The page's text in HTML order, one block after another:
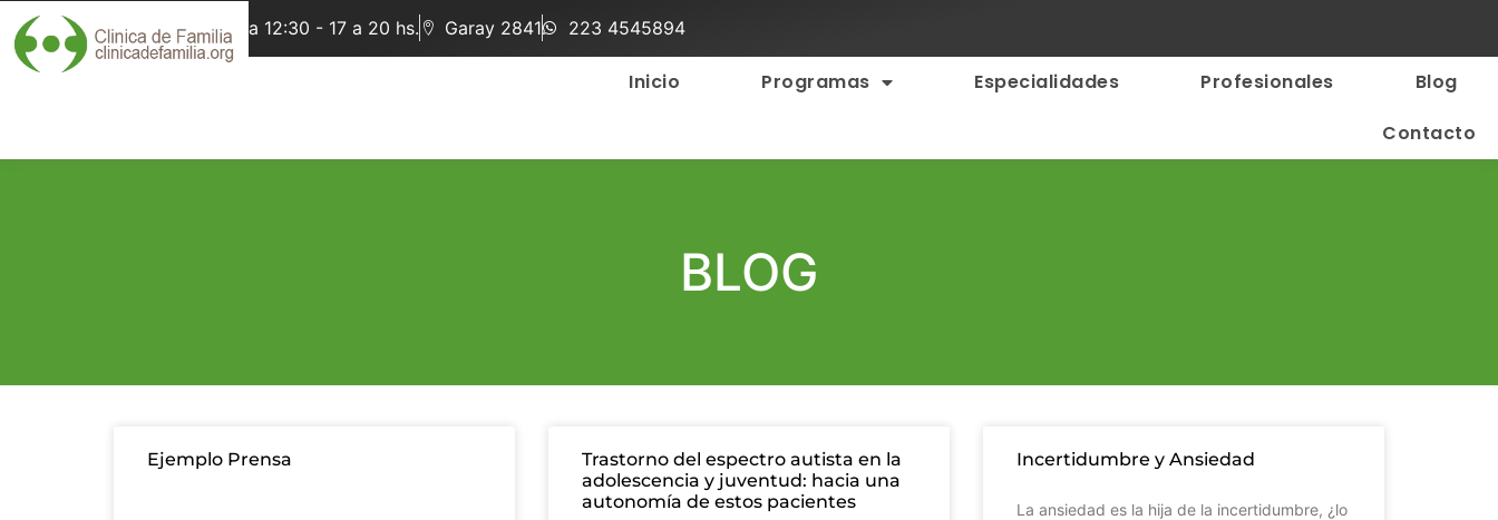
Lunes a Viernes de 9:30 a 12:30 - 17 a 20 hs. Garay 2841 223 4545894
Inicio Programas Especialidades Profesionales
Blog
Contacto
BLOG
Ejemplo Prensa
Trastorno del espectro autista en la
adolescencia y juventud: hacia una
autonomía de estos pacientes
Incertidumbre y Ansiedad
La ansiedad es la hija de la incertidumbre, ¿lo